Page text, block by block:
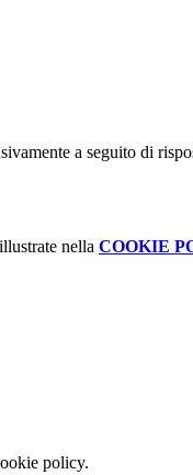
a seguito di
nella COOKIE
policy.